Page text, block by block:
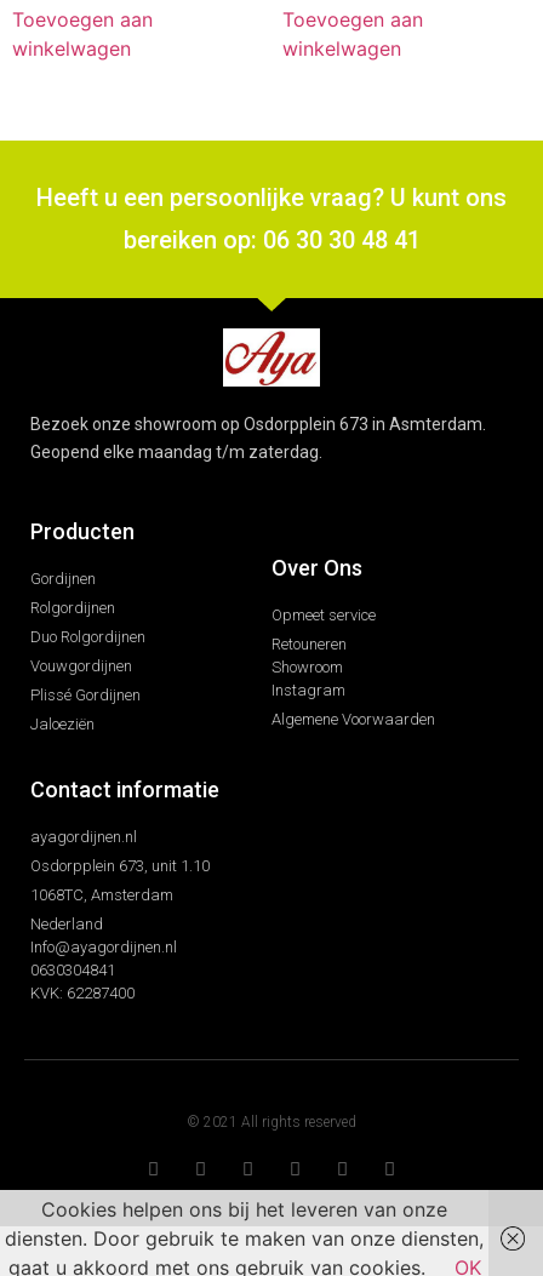
Toevoegen aan
winkelwagen
Toevoegen aan
winkelwagen
Heeft u een persoonlijke vraag? U kunt ons
bereiken op: 06 30 30 48 41
Bezoek onze showroom op Osdorpplein 673 in Asmterdam.
Geopend elke maandag t/m zaterdag.
Producten
Gordijnen
Rolgordijnen
Duo Rolgordijnen
Vouwgordijnen
Plissé Gordijnen
Jaloeziën
Over Ons
Opmeet service
Retouneren
Showroom
Instagram
Algemene Voorwaarden
Contact informatie
ayagordijnen.nl
Osdorpplein 673, unit 1.10
1068TC, Amsterdam
Nederland
Info@ayagordijnen.nl
0630304841
KVK: 62287400
© 2021 All rights reserved
Cookies helpen ons bij het leveren van onze
diensten. Door gebruik te maken van onze diensten,
gaat u akkoord met ons gebruik van cookies.
OK